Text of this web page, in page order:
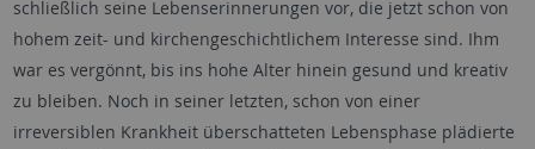
schließlich seine Lebenserinnerungen vor, die jetzt schon von
hohem zeit- und kirchengeschichtlichem Interesse sind. Ihm
war es vergönnt, bis ins hohe Alter hinein gesund und kreativ
zu bleiben. Noch in seiner letzten, schon von einer
irreversiblen Krankheit überschatteten Lebensphase plädierte